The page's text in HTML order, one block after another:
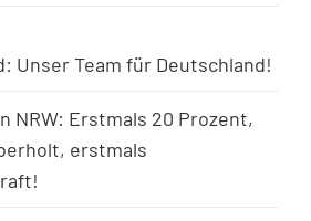
Unser Team für Deutschland!
NRW: Erstmals 20 Prozent,
erstmals